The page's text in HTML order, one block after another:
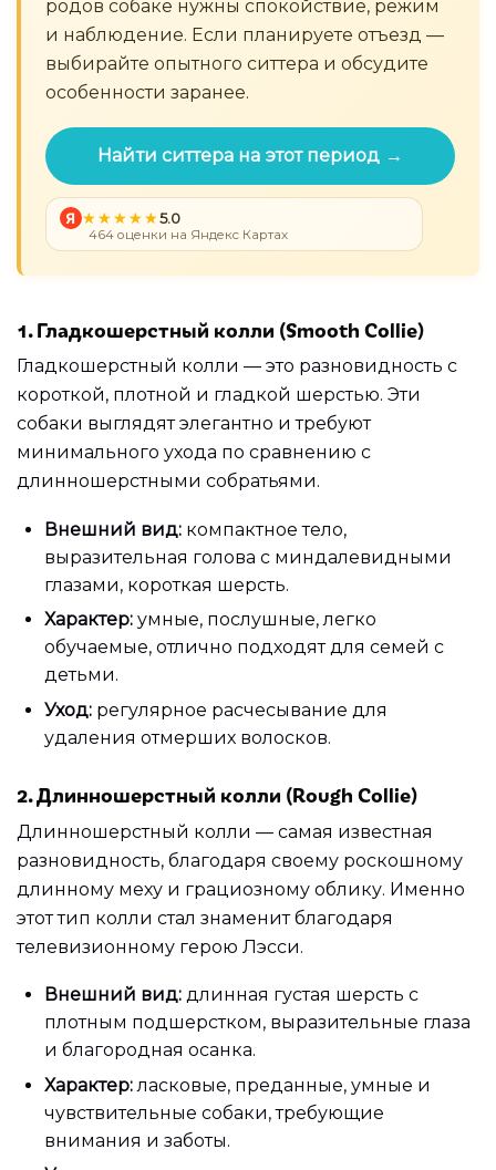
родов собаке нужны спокойствие, режим
и наблюдение. Если планируете отъезд —
выбирайте опытного ситтера и обсудите
особенности заранее.
Найти ситтера на этот период →
Я 5.0
464 оценки на Яндекс Картах
1. Гладкошерстный колли (Smooth Collie)
Гладкошерстный колли — это разновидность с
короткой, плотной и гладкой шерстью. Эти
собаки выглядят элегантно и требуют
минимального ухода по сравнению с
длинношерстными собратьями.
Внешний вид: компактное тело,
выразительная голова с миндалевидными
глазами, короткая шерсть.
Характер: умные, послушные, легко
обучаемые, отлично подходят для семей с
детьми.
Уход: регулярное расчесывание для
удаления отмерших волосков.
2. Длинношерстный колли (Rough Collie)
Длинношерстный колли — самая известная
разновидность, благодаря своему роскошному
длинному меху и грациозному облику. Именно
этот тип колли стал знаменит благодаря
телевизионному герою Лэсси.
Внешний вид: длинная густая шерсть с
плотным подшерстком, выразительные глаза
и благородная осанка.
Характер: ласковые, преданные, умные и
чувствительные собаки, требующие
внимания и заботы.